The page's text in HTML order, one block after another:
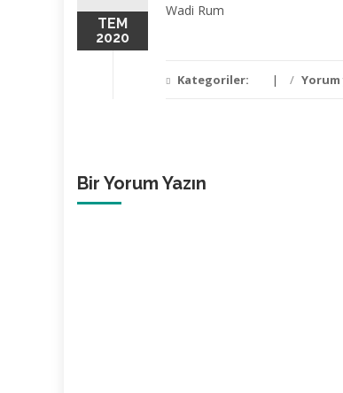
TEM
2020
Wadi Rum
Kategoriler: / Yorum
Bir Yorum Yazın